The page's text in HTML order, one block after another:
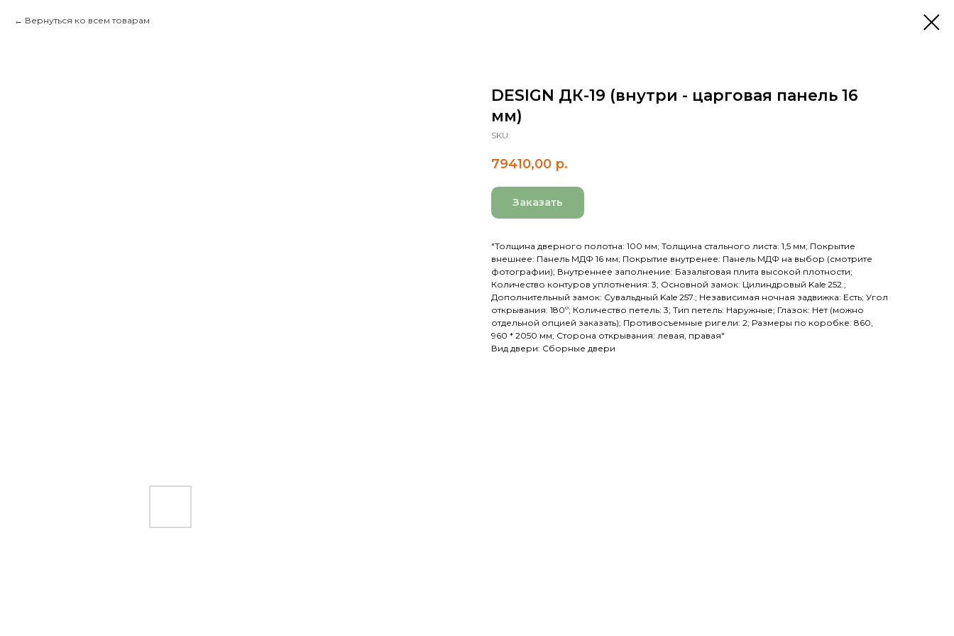
Вернуться ко всем товарам
DESIGN ДК-19 (внутри - царговая панель 16
мм)
SKU:
79410,00 р.
Заказать
"Толщина дверного полотна: 100 мм; Толщина стального листа: 1,5 мм; Покрытие
внешнее: Панель МДФ 16 мм; Покрытие внутренее: Панель МДФ на выбор (смотрите
фотографии); Внутреннее заполнение: Базальтовая плита высокой плотности;
Количество контуров уплотнения: 3; Основной замок: Цилиндровый Kale 252.;
Дополнительный замок: Сувальдный Kale 257.; Независимая ночная задвижка: Есть; Угол
открывания: 180º; Количество петель: 3; Тип петель: Наружные; Глазок: Нет (можно
отдельной опцией заказать); Противосъемные ригели: 2; Размеры по коробке: 860,
960 * 2050 мм; Сторона открывания: левая, правая"
Вид двери: Сборные двери